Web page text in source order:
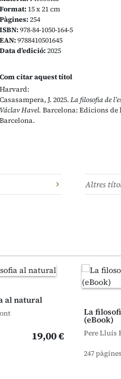
Format: 15 x 21 cm
Pàgines:254
ISBN:978-84-1050-164-5
EAN:9788410501645
Data d’edició:2025
Com citar aquest títol
Harvard:
Casasampera, J. 2025. La filosofia de
Václav Havel. Barcelona: Edicions
Barcelona.
Altres
al natural
19,00 €
La
(eBook)
Pere Lluís
247 pàgines